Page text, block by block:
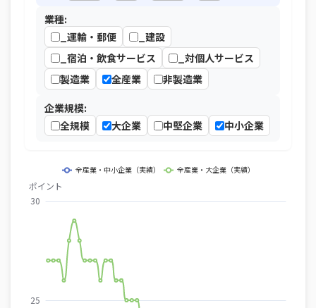
業種:
_運輸・郵便
_建設
_宿泊・飲食サービス
_対個人サービス
製造業
全産業 非製造業
企業規模:
全規模
大企業 中堅企業 中小企業